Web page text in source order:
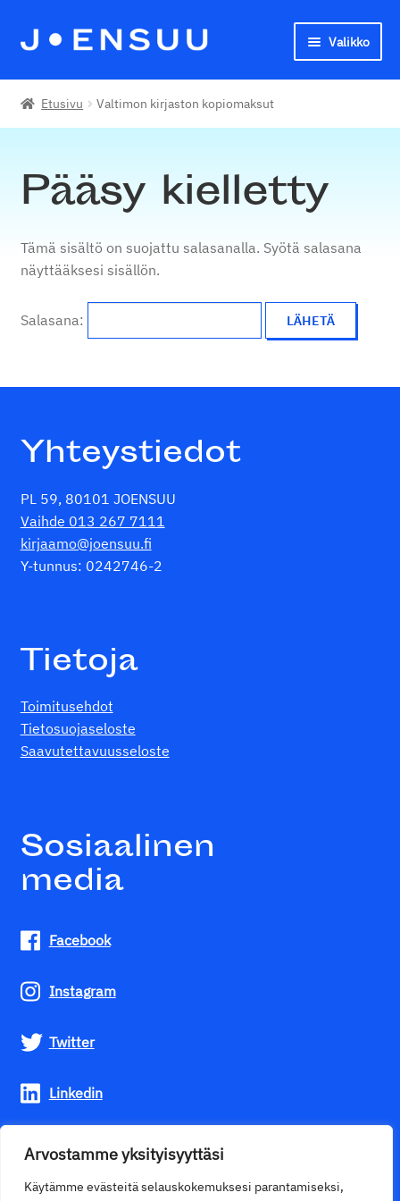
Arvostamme yksityisyyttäsi
Käytämme evästeitä selauskokemuksesi parantamiseksi,
Siirry
Siirry
Valikko
Joensuun seudun kansalaisopisto
Etusivu Valtimon kirjaston kopiomaksut
Pääsy kielletty
Tämä sisältö on suojattu salasanalla. Syötä salasana
näyttääksesi sisällön.
Salasana:
Yhteystiedot
PL 59, 80101 JOENSUU
Vaihde 013 267 7111
kirjaamo@joensuu.fi
Y-tunnus: 0242746-2
Tietoja
Toimitusehdot
Tietosuojaseloste
Saavutettavuusseloste
Sosiaalinen
media
Facebook
Instagram
Twitter
Linkedin